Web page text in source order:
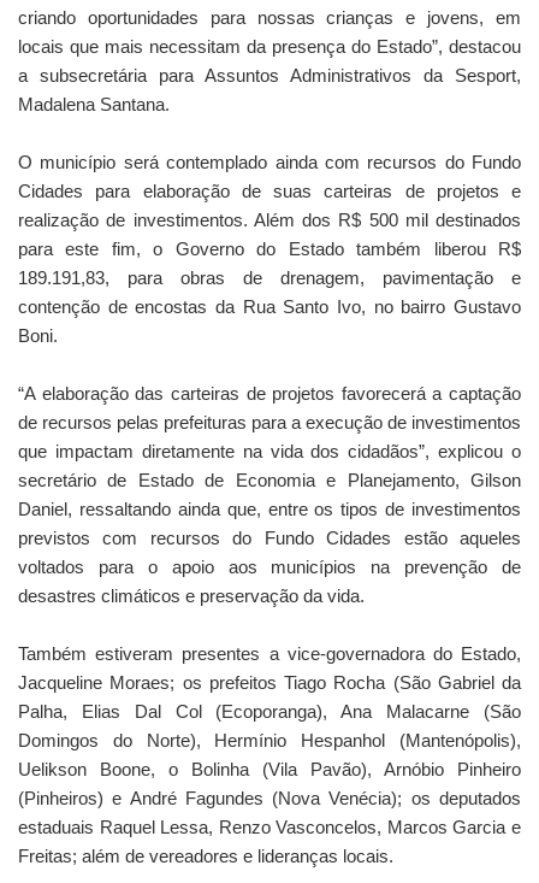
criando oportunidades para nossas crianças e jovens, em
locais que mais necessitam da presença do Estado”, destacou
a subsecretária para Assuntos Administrativos da Sesport,
Madalena Santana.
O município será contemplado ainda com recursos do Fundo
Cidades para elaboração de suas carteiras de projetos e
realização de investimentos. Além dos R$ 500 mil destinados
para este fim, o Governo do Estado também liberou R$
189.191,83, para obras de drenagem, pavimentação e
contenção de encostas da Rua Santo Ivo, no bairro Gustavo
Boni.
“A elaboração das carteiras de projetos favorecerá a captação
de recursos pelas prefeituras para a execução de investimentos
que impactam diretamente na vida dos cidadãos”, explicou o
secretário de Estado de Economia e Planejamento, Gilson
Daniel, ressaltando ainda que, entre os tipos de investimentos
previstos com recursos do Fundo Cidades estão aqueles
voltados para o apoio aos municípios na prevenção de
desastres climáticos e preservação da vida.
Também estiveram presentes a vice-governadora do Estado,
Jacqueline Moraes; os prefeitos Tiago Rocha (São Gabriel da
Palha, Elias Dal Col (Ecoporanga), Ana Malacarne (São
Domingos do Norte), Hermínio Hespanhol (Mantenópolis),
Uelikson Boone, o Bolinha (Vila Pavão), Arnóbio Pinheiro
(Pinheiros) e André Fagundes (Nova Venécia); os deputados
estaduais Raquel Lessa, Renzo Vasconcelos, Marcos Garcia e
Freitas; além de vereadores e lideranças locais.